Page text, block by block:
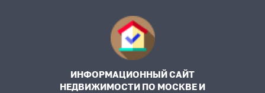
ИНФОРМАЦИОННЫЙ САЙТ
НЕДВИЖИМОСТИ ПО МОСКВЕ И